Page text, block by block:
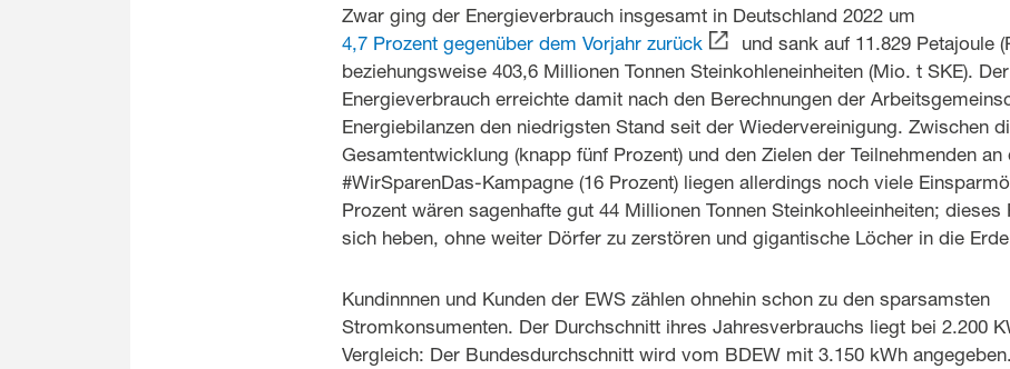
Zwar ging der Energieverbrauch insgesamt in Deutschland 2022 um
4,7 Prozent gegenüber dem Vorjahr zurück
und sank auf 11.829 Petajoule
beziehungsweise 403,6 Millionen Tonnen Steinkohleneinheiten (Mio. t SKE). Der
Energieverbrauch erreichte damit nach den Berechnungen der
Energiebilanzen den niedrigsten Stand seit der Wiedervereinigung. Zwischen
Gesamtentwicklung (knapp fünf Prozent) und den Zielen der Teilnehmenden an
#WirSparenDas-Kampagne (16 Prozent) liegen allerdings noch viele
Prozent wären sagenhafte gut 44 Millionen Tonnen Steinkohleeinheiten; dieses
sich heben, ohne weiter Dörfer zu zerstören und gigantische Löcher in die
Kundinnnen und Kunden der EWS zählen ohnehin schon zu den sparsamsten
Stromkonsumenten. Der Durchschnitt ihres Jahresverbrauchs liegt bei 2.200
Vergleich: Der Bundesdurchschnitt wird vom BDEW mit 3.150 kWh